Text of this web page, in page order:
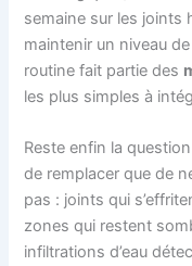
semaine sur les joints
maintenir un niveau
routine fait partie des
les plus simples à
Reste enfin la
de remplacer que de
pas : joints qui
zones qui restent
infiltrations d’eau